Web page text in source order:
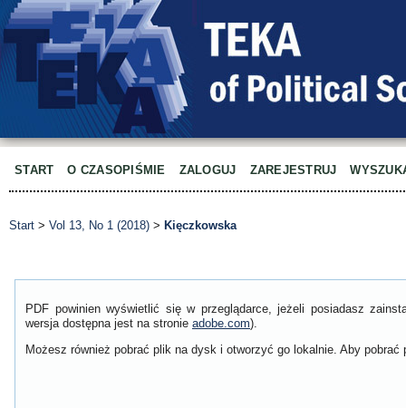
START O CZASOPIŚMIE ZALOGUJ ZAREJESTRUJ
Start > Vol 13, No 1 (2018) > Kięczkowska
PDF powinien wyświetlić się w przeglądarce, jeżeli posiadasz
wersja dostępna jest na stronie adobe.com).
Możesz również pobrać plik na dysk i otworzyć go lokalnie. Aby